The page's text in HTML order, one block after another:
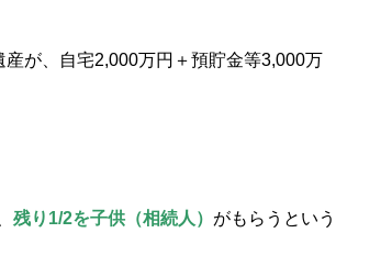
が、自宅2,000万円＋預貯金等3,000万
残り1/2を子供（相続人） がもらうという